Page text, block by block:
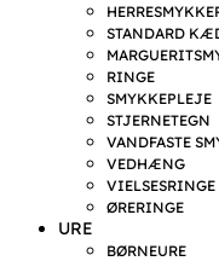
STANDARD
RINGE
SMYKKEPLEJE
STJERNETEGN
VANDFASTE
VEDHÆNG
VIELSESRINGE
ØRERINGE
URE
BØRNEURE